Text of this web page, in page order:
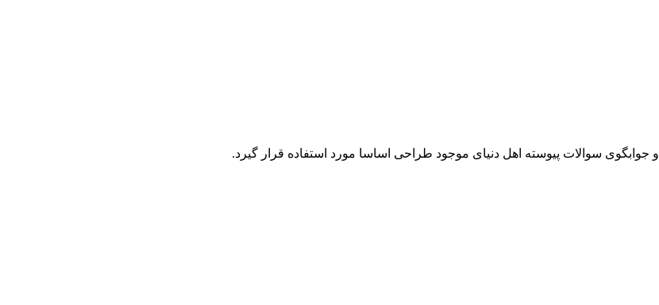
و جوابگوی سوالات پیوسته اهل دنیای موجود طراحی اساسا مورد استفاده قرار گیرد.